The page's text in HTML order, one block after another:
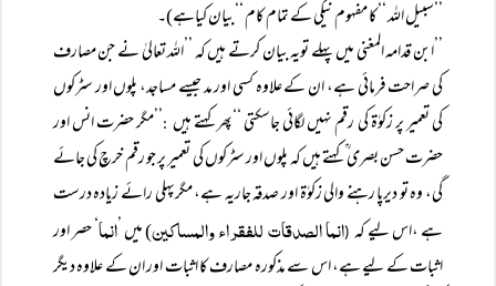
’’سبیل اللہ ‘‘کا مفہوم نیکی کے تمام کام ‘‘بیان کیاہے)۔
’’ابن قدامہ المغنی میں پہلے تویہ بیان کرتے ہیں کہ ’’اللہ تعالیٰ نے جن مصارف
کی صراحت فرمائی ہے، ان کے علاوہ کسی اور مد جیسے مساجد، پلوں اور سٹرکوں
کی تعمیر پر زکوٰۃ کی رقم نہیں لگائی جاسکتی ‘‘پھر کہتے ہیں : ’’مگر حضرت انس اور
حضرت حسن بصری ؒ کہتے ہیں کہ پلوں اور سٹرکوں کی تعمیر پر جو رقم خرچ کی جائے
گی، وہ تو دیرپا رہنے والی زکوٰۃ اور صدقہ جاریہ ہے، مگرپہلی رائے زیادہ درست
ہے ،اس لیے کہ (انما الصدقات للفقراء والمساکین) میں ’ انما‘ حصر اور
اثبات کے لیے ہے، اس سے مذکورہ مصارف کا اثبات اور ان کے علاوہ دیگر